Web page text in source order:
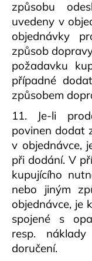
způsobu
uvedeny v
objednávky
způsob
požadavku
případné
způsobem
11. Je-li
povinen dodat
v objednávce,
při dodání. V
kupujícího
nebo jiným
objednávce, je
spojené s
resp.
doručení.